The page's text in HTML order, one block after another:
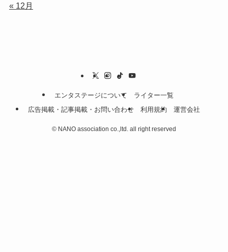
« 12月
エンタステージについて
ライター一覧
広告掲載・記事掲載・お問い合わせ
利用規約 運営会社
© NANO association co.,ltd. all right reserved